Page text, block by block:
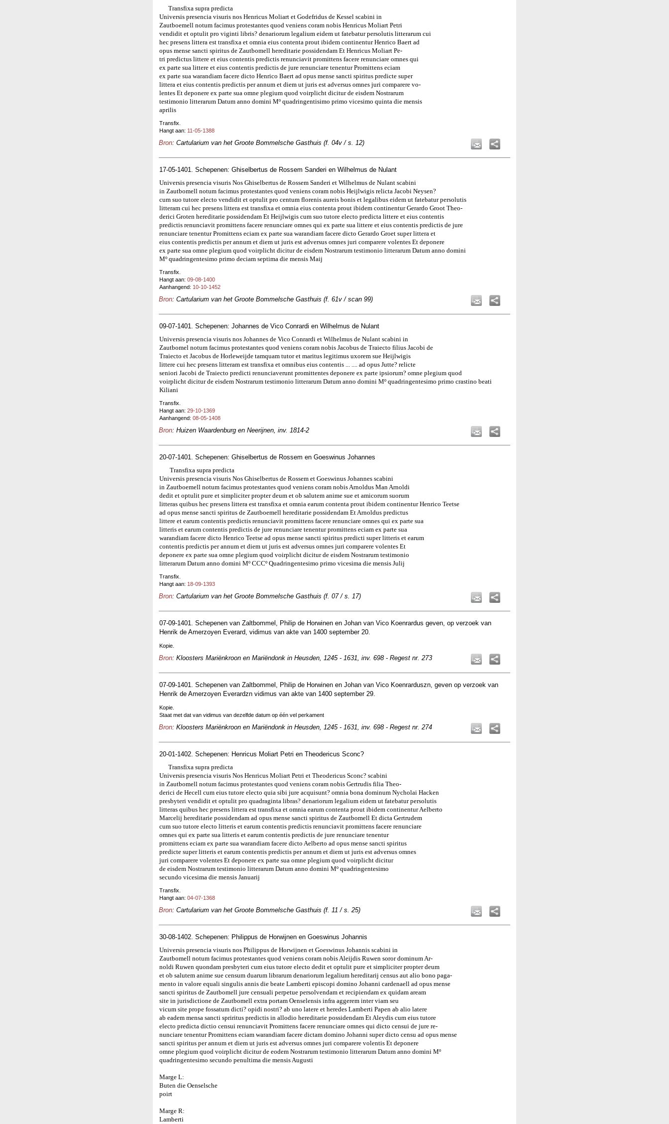
Transfixa supra predicta
Universis presencia visuris nos Henricus Moliart et Godefridus de Kessel scabini in
Zautboemell notum facimus protestantes quod veniens coram nobis Henricus Moliart Petri
vendidit et optulit pro viginti libris? denariorum legalium eidem ut fatebatur persolutis litterarum cui
hec presens littera est transfixa et omnia eius contenta prout ibidem continentur Henrico Baert ad
opus mense sancti spiritus de Zautbomell hereditarie possidendam Et Henricus Moliart Pe-
tri predictus littere et eius contentis predictis renunciavit promittens facere renunciare omnes qui
ex parte sua littere et eius contentis predictis de jure renunciare tenentur Promittens eciam
ex parte sua warandiam facere dicto Henrico Baert ad opus mense sancti spiritus predicte super
littera et eius contentis predictis per annum et diem ut juris est adversus omnes juri comparere vo-
lentes Et deponere ex parte sua omne plegium quod voirplicht dicitur de eisdem Nostrarum
testimonio litterarum Datum anno domini Mº quadringentisimo primo vicesimo quinta die mensis
aprilis
Transfix.
Hangt aan: 11-05-1388
Bron: Cartularium van het Groote Bommelsche Gasthuis (f. 04v / s. 12)
17-05-1401. Schepenen: Ghiselbertus de Rossem Sanderi en Wilhelmus de Nulant
Universis presencia visuris Nos Ghiselbertus de Rossem Sanderi et Wilhelmus de Nulant scabini
in Zautbomell notum facimus protestantes quod veniens coram nobis Heijlwigis relicta Jacobi Neysen?
cum suo tutore electo vendidit et optulit pro centum florenis aureis bonis et legalibus eidem ut fatebatur persolutis
litteram cui hec presens littera est transfixa et omnia eius contenta prout ibidem continentur Gerardo Groot Theo-
derici Groten hereditarie possidendam Et Heijlwigis cum suo tutore electo predicta littere et eius contentis
predictis renunciavit promittens facere renunciare omnes qui ex parte sua littere et eius contentis predictis de jure
renunciare tenentur Promittens eciam ex parte sua warandiam facere dicto Gerardo Groet super littera et
eius contentis predictis per annum et diem ut juris est adversus omnes juri comparere volentes Et deponere
ex parte sua omne plegium quod voirplicht dicitur de eisdem Nostrarum testimonio litterarum Datum anno domini
Mº quadringentesimo primo deciam septima die mensis Maij
Transfix.
Hangt aan: 09-08-1400
Aanhangend: 10-10-1452
Bron: Cartularium van het Groote Bommelsche Gasthuis (f. 61v / scan 99)
09-07-1401. Schepenen: Johannes de Vico Conrardi en Wilhelmus de Nulant
Universis presencia visuris nos Johannes de Vico Conrardi et Wilhelmus de Nulant scabini in
Zautbomel notum facimus protestantes quod veniens coram nobis Jacobus de Traiecto filius Jacobi de
Traiecto et Jacobus de Horleweijde tamquam tutor et maritus legitimus uxorem sue Heijlwigis
littere cui hec presens litteram est transfixa et omnibus eius contentis ... .... ad opus Jutte? relicte
seniori Jacobi de Traiecto predicti renunciaverunt promittentes deponere ex parte ipsiorum? omne plegium quod
voirplicht dicitur de eisdem Nostrarum testimonio litterarum Datum anno domini Mº quadringentesimo primo crastino beati
Kiliani
Transfix.
Hangt aan: 29-10-1369
Aanhangend: 08-05-1408
Bron: Huizen Waardenburg en Neerijnen, inv. 1814-2
20-07-1401. Schepenen: Ghiselbertus de Rossem en Goeswinus Johannes
Transfixa supra predicta
Universis presencia visuris Nos Ghiselbertus de Rossem et Goeswinus Johannes scabini
in Zautboemell notum facimus protestantes quod veniens coram nobis Arnoldus Man Arnoldi
dedit et optulit pure et simpliciter propter deum et ob salutem anime sue et amicorum suorum
litteras quibus hec presens littera est transfixa et omnia earum contenta prout ibidem continentur Henrico Teetse
ad opus mense sancti spiritus de Zautboemell hereditarie possidendam Et Arnoldus predictus
littere et earum contentis predictis renunciavit promittens facere renunciare omnes qui ex parte sua
litteris et earum contentis predictis de jure renunciare tenentur promittens eciam ex parte sua
warandiam facere dicto Henrico Teetse ad opus mense sancti spiritus predicti super litteris et earum
contentis predictis per annum et diem ut juris est adversus omnes juri comparere volentes Et
deponere ex parte sua omne plegium quod voirplicht dicitur de eisdem Nostrarum testimonio
litterarum Datum anno domini Mº CCCº Quadringentesimo primo vicesima die mensis Julij
Transfix.
Hangt aan: 18-09-1393
Bron: Cartularium van het Groote Bommelsche Gasthuis (f. 07 / s. 17)
07-09-1401. Schepenen van Zaltbommel, Philip de Horwinen en Johan van Vico Koenrardus geven, op verzoek van
Henrik de Amerzoyen Everard, vidimus van akte van 1400 september 20.
Kopie.
Bron: Kloosters Mariënkroon en Mariëndonk in Heusden, 1245 - 1631, inv. 698 - Regest nr. 273
07-09-1401. Schepenen van Zaltbommel, Philip de Horwinen en Johan van Vico Koenrarduszn, geven op verzoek van
Henrik de Amerzoyen Everardzn vidimus van akte van 1400 september 29.
Kopie.
Staat met dat van vidimus van dezelfde datum op één vel perkament
Bron: Kloosters Mariënkroon en Mariëndonk in Heusden, 1245 - 1631, inv. 698 - Regest nr. 274
20-01-1402. Schepenen: Henricus Moliart Petri en Theodericus Sconc?
Transfixa supra predicta
Universis presencia visuris Nos Henricus Moliart Petri et Theodericus Sconc? scabini
in Zautbomell notum facimus protestantes quod veniens coram nobis Gertrudis filia Theo-
derici de Hecell cum eius tutore electo quia sibi jure acquisunt? omnia bona dominum Nycholai Hacken
presbyteri vendidit et optulit pro quadraginta libras? denariorum legalium eidem ut fatebatur persolutis
litteras quibus hec presens littera est transfixa et omnia earum contenta prout ibidem continentur Aelberto
Marcelij hereditarie possidendam ad opus mense sancti spiritus de Zautbomell Et dicta Gertrudem
cum suo tutore electo litteris et earum contentis predictis renunciavit promittens facere renunciare
omnes qui ex parte sua litteris et earum contentis predictis de jure renunciare tenentur
promittens eciam ex parte sua warandiam facere dicto Aelberto ad opus mense sancti spiritus
predicte super litteris et earum contentis predictis per annum et diem ut juris est adversus omnes
juri comparere volentes Et deponere ex parte sua omne plegium quod voirplicht dicitur
de eisdem Nostrarum testimonio litterarum Datum anno domini Mº quadringentesimo
secundo vicesima die mensis Januarij
Transfix.
Hangt aan: 04-07-1368
Bron: Cartularium van het Groote Bommelsche Gasthuis (f. 11 / s. 25)
30-08-1402. Schepenen: Philippus de Horwijnen en Goeswinus Johannis
Universis presencia visuris nos Philippus de Horwijnen et Goeswinus Johannis scabini in
Zautbomell notum facimus protestantes quod veniens coram nobis Aleijdis Ruwen soror dominum Ar-
noldi Ruwen quondam presbyteri cum eius tutore electo dedit et optulit pure et simpliciter propter deum
et ob salutem anime sue censum duarum librarum denariorum legalium hereditarij census aut alio bono paga-
mento in valore equali singulis annis die beate Lamberti episcopi domino Johanni cardenaell ad opus mense
sancti spiritus de Zautbomell jure censuali perpetue persolvendam et recipiendam ex quidam aream
site in jurisdictione de Zautbomell extra portam Oenselensis infra aggerem inter viam seu
vicum site prope fossatum dicti? opidi nostri? ab uno latere et heredes Lamberti Papen ab alio latere
ab eadem mensa sancti spriritus predictis in allodio hereditarie possidendam Et Aleydis cum eius tutore
electo predicta dictio censui renunciavit Promittens facere renunciare omnes qui dicto censui de jure re-
nunciare tenentur Promittens eciam warandiam facere dictam domino Johanni super dicto censu ad opus mense
sancti spiritus per annum et diem ut juris est adversus omnes juri comparere volentis Et deponere
omne plegium quod voirplicht dicitur de eodem Nostrarum testimonio litterarum Datum anno domini Mº
quadringentesimo secundo penultima die mensis Augusti
Marge L:
Buten die Oenselsche
poirt
Marge R:
Lamberti